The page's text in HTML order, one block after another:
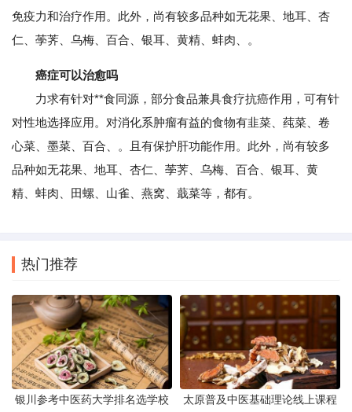
免疫力和治疗作用。此外，尚有较多品种如无花果、地耳、杏
仁、荸荠、乌梅、百合、银耳、黄精、蚌肉、。
癌症可以治愈吗
力求有针对**食同源，部分食品兼具食疗抗癌作用，可有针
对性地选择应用。对消化系肿瘤有益的食物有韭菜、莼菜、卷
心菜、墨菜、百合、。且有保护肝功能作用。此外，尚有较多
品种如无花果、地耳、杏仁、荸荠、乌梅、百合、银耳、黄
精、蚌肉、田螺、山雀、燕窝、蕺菜等，都有。
热门推荐
银川参考中医药大学排名选学校 太原普及中医基础理论线上课程